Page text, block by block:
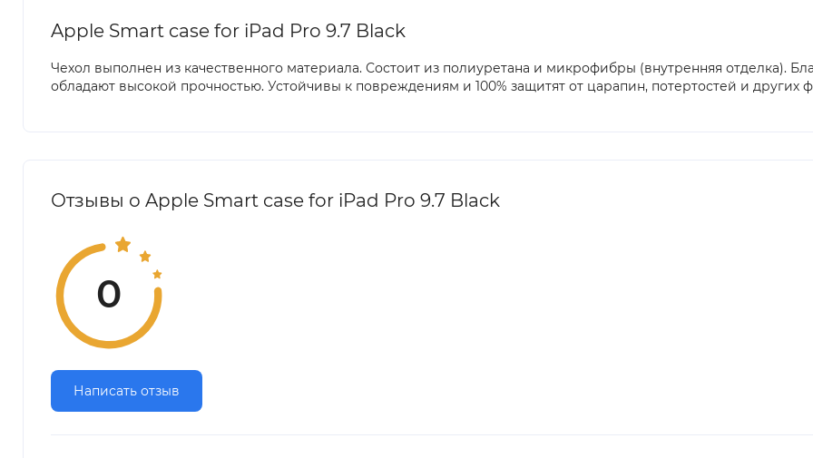
Apple Smart case for iPad Pro 9.7 Black
Чехол выполнен из качественного материала. Состоит из полиуретана и микрофибры (внутренняя отделка).
обладают высокой прочностью. Устойчивы к повреждениям и 100% защитят от царапин, потертостей и других
Отзывы о Apple Smart case for iPad Pro 9.7 Black
0
Написать отзыв